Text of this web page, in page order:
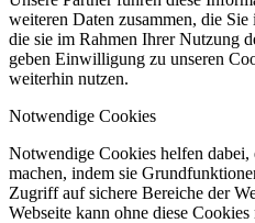
weiteren Daten zusammen, die
die sie im Rahmen Ihrer Nutzung
geben Einwilligung zu unseren
weiterhin nutzen.
Notwendige Cookies
Notwendige Cookies helfen dabei,
machen, indem sie
Zugriff auf sichere Bereiche der
Webseite kann ohne diese